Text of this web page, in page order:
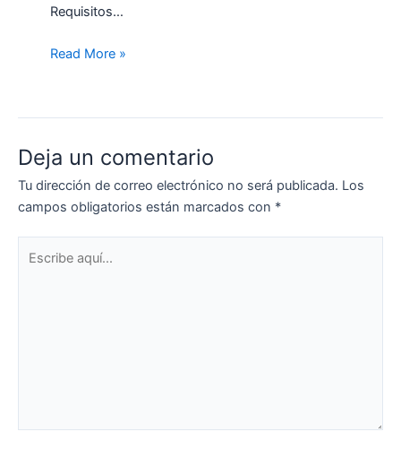
Requisitos…
Read More »
Deja un comentario
Tu dirección de correo electrónico no será publicada. Los
campos obligatorios están marcados con *